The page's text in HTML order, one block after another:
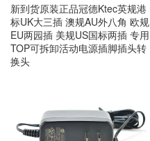
新到货原装正品冠德Ktec英规港
标UK大三插 澳规AU外八角 欧规
EU两园插 美规US国标两插 专用
TOP可拆卸活动电源插脚插头转
换头